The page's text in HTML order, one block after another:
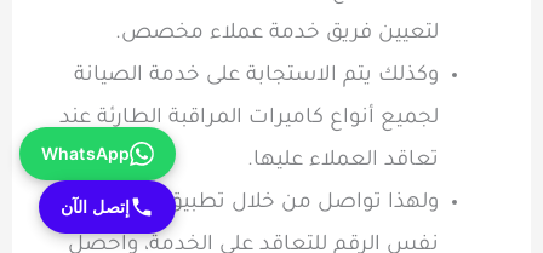
لتعيين فريق خدمة عملاء مخصص.
وكذلك يتم الاستجابة على خدمة الصيانة
لجميع أنواع كاميرات المراقبة الطارئة عند
تعاقد العملاء عليها.
ولهذا تواصل من خلال تطبيق واتساب عبر
نفس الرقم للتعاقد على الخدمة، واحصل
WhatsApp
إتصل الآن